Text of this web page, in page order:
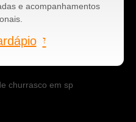
e acompanhamentos